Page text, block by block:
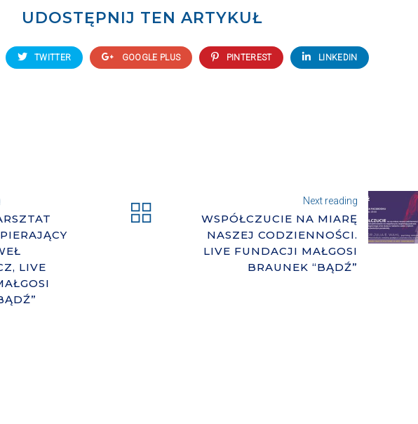
UDOSTĘPNIJ TEN ARTYKUŁ
TWITTER GOOGLE PLUS PINTEREST LINKEDIN
LIVE
Next reading
WSPÓŁCZUCIE NA MIARĘ
NASZEJ CODZIENNOŚCI.
LIVE FUNDACJI MAŁGOSI
BRAUNEK “BĄDŹ”